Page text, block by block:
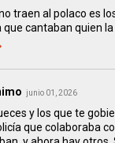
traen al polaco es
cantaban quien
junio 01, 2026
y los que te
que colaboraba